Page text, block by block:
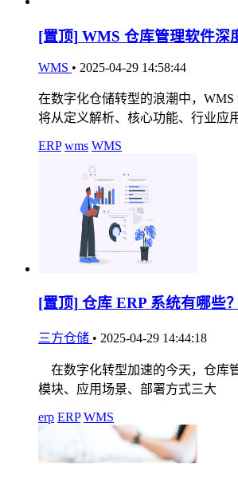
[置顶] WMS 仓库管理软件深
WMS • 2025-04-29 14:58:44
在数字化仓储转型的浪潮中，
将从定义解析、核心功能、行业应
ERP wms WMS
[置顶] 仓库 ERP 系统有哪些
三方仓储 • 2025-04-29 14:44:18
在数字化转型加速的今天，仓库
模块、应用场景、部署方式三大
erp ERP WMS